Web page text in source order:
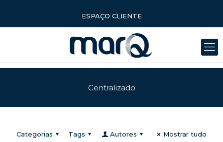
ESPAÇO CLIENTE
Centralizado
Categorias Tags Autores Mostrar tudo